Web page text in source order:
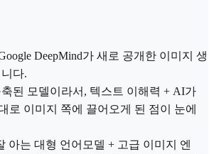
DeepMind가 새로 공개한 이미지 생
다.
축된 모델이라서, 텍스트 이해력 + AI가
로 이미지 쪽에 끌어오게 된 점이 눈에
아는 대형 언어모델 + 고급 이미지 엔